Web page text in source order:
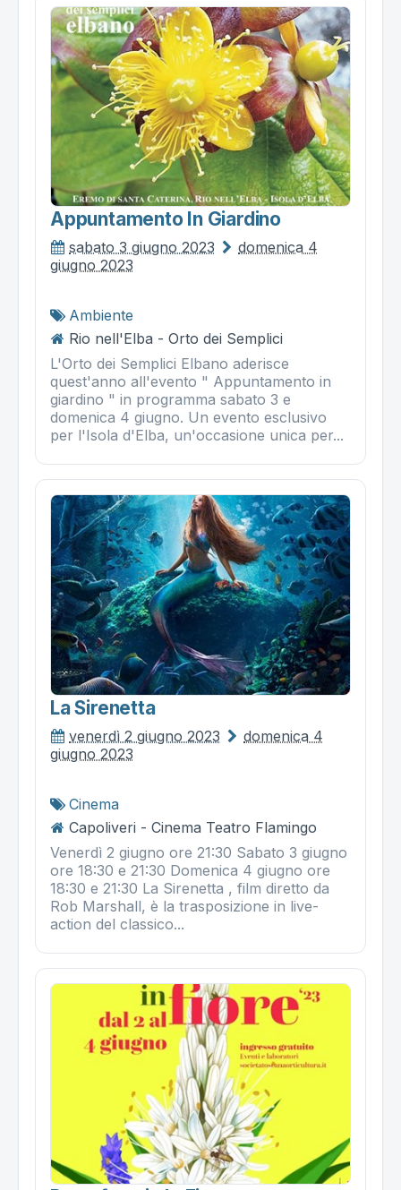
Appuntamento In Giardino
sabato 3 giugno 2023
domenica 4
giugno 2023
Ambiente
Rio nell'Elba - Orto dei Semplici
L'Orto dei Semplici Elbano aderisce
quest'anno all'evento " Appuntamento in
giardino " in programma sabato 3 e
domenica 4 giugno. Un evento esclusivo
per l'Isola d'Elba, un'occasione unica per...
La Sirenetta
venerdì 2 giugno 2023
domenica 4
giugno 2023
Cinema
Capoliveri - Cinema Teatro Flamingo
Venerdì 2 giugno ore 21:30 Sabato 3 giugno
ore 18:30 e 21:30 Domenica 4 giugno ore
18:30 e 21:30 La Sirenetta , film diretto da
Rob Marshall, è la trasposizione in live-
action del classico...